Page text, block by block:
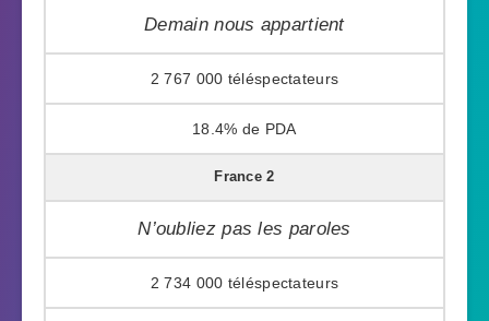
Demain nous appartient
2 767 000
18.4%
France 2
N’oubliez pas les paroles
2 734 000